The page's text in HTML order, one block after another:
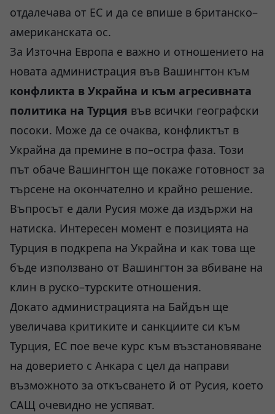
отдалечава от ЕС и да се впише в британско–
американската ос.
За Източна Европа е важно и отношението на
новата администрация във Вашингтон към
конфликта в Украйна и към агресивната
политика на Турция във всички географски
посоки. Може да се очаква, конфликтът в
Украйна да премине в по–остра фаза. Този
път обаче Вашингтон ще покаже готовност за
търсене на окончателно и крайно решение.
Въпросът е дали Русия може да издържи на
натиска. Интересен момент е позицията на
Турция в подкрепа на Украйна и как това ще
бъде използвано от Вашингтон за вбиване на
клин в руско–турските отношения.
Докато администрацията на Байдън ще
увеличава критиките и санкциите си към
Турция, ЕС пое вече курс към възстановяване
на доверието с Анкара с цел да направи
възможното за откъсването й от Русия, което
САЩ очевидно не успяват.